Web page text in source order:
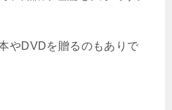
やDVDを贈るのもありで